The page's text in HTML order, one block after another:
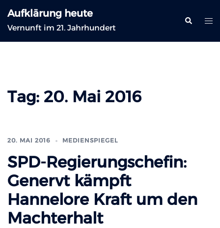
Inhalt
springen
Aufklärung heute
Vernunft im 21. Jahrhundert
Suche
Tag: 20. Mai 2016
20. MAI 2016 MEDIENSPIEGEL
SPD-Regierungschefin:
Genervt kämpft
Hannelore Kraft um den
Machterhalt